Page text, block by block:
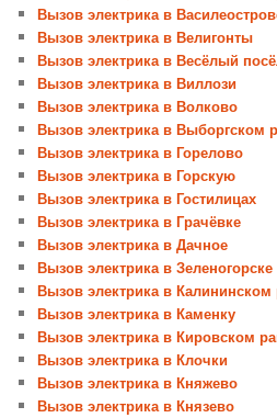
Вызов электрика в
Вызов электрика в Велигонты
Вызов электрика в Весёлый
Вызов электрика в Виллози
Вызов электрика в Волково
Вызов электрика в Выборгском
Вызов электрика в Горелово
Вызов электрика в Горскую
Вызов электрика в Гостилицах
Вызов электрика в Грачёвке
Вызов электрика в Дачное
Вызов электрика в Зеленогорске
Вызов электрика в Калининском
Вызов электрика в Каменку
Вызов электрика в Кировском
Вызов электрика в Клочки
Вызов электрика в Княжево
Вызов электрика в Князево